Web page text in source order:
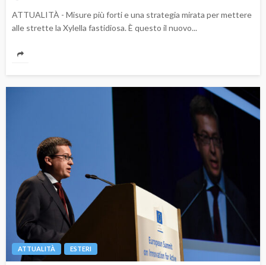
ATTUALITÀ - Misure più forti e una strategia mirata per mettere
alle strette la Xylella fastidiosa. È questo il nuovo...
ATTUALITÀ ESTERI